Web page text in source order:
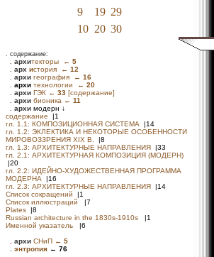
9
19 29
10 20 30
. содержание: